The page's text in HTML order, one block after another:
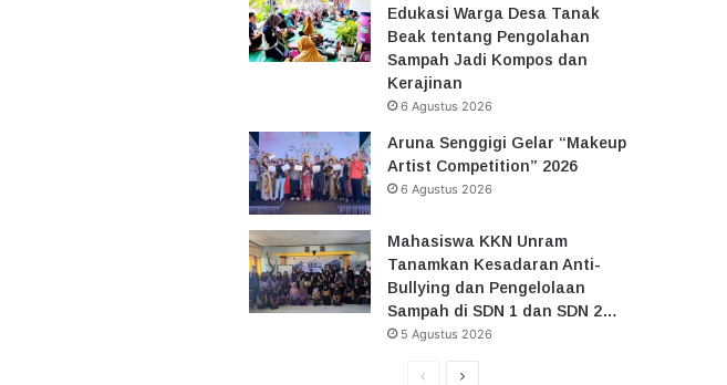
Edukasi Warga Desa Tanak
Beak tentang Pengolahan
Sampah Jadi Kompos dan
Kerajinan
6 Agustus 2026
Aruna Senggigi Gelar “Makeup
Artist Competition” 2026
6 Agustus 2026
Mahasiswa KKN Unram
Tanamkan Kesadaran Anti-
Bullying dan Pengelolaan
Sampah di SDN 1 dan SDN 2…
5 Agustus 2026
HalamanHalaman